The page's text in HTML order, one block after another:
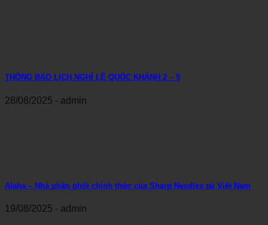
THÔNG BÁO LỊCH NGHỈ LỄ QUỐC KHÁNH 2 – 9
28/08/2025 - admin
Alaha – Nhà phân phối chính thức của Sharp Needles tại Việt Nam
19/08/2025 - admin